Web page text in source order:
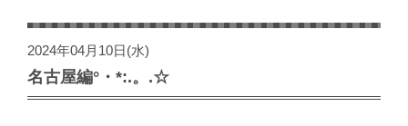
2024年04月10日(水)
名古屋編°・*:.。.☆